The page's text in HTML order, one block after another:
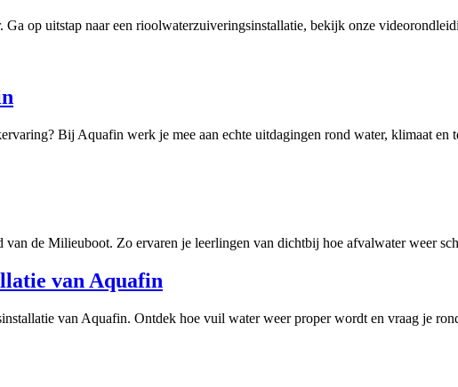
op uitstap naar een rioolwaterzuiveringsinstallatie, bekijk onze
Bij Aquafin werk je mee aan echte uitdagingen rond water, klimaat en
de Milieuboot. Zo ervaren je leerlingen van dichtbij hoe afvalwater weer
van Aquafin
van Aquafin. Ontdek hoe vuil water weer proper wordt en vraag je